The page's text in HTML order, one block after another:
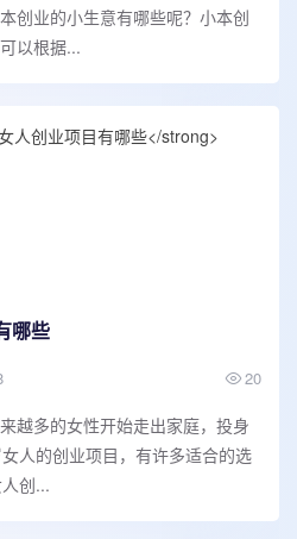
创业的小生意有哪些呢？小本创
以根据...
哪些
20
越多的女性开始走出家庭，投身
人的创业项目，有许多适合的选
创...